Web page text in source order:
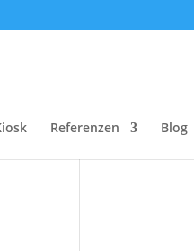
Referenzen Blog